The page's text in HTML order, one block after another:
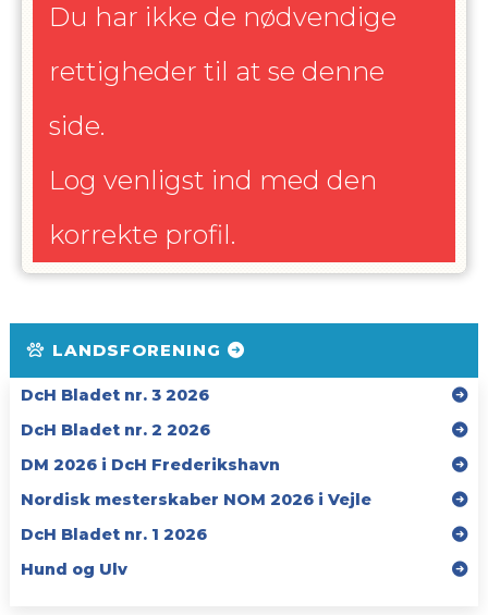
Du har ikke de nødvendige
rettigheder til at se denne
side.
Log venligst ind med den
korrekte profil.
LANDSFORENING
DcH Bladet nr. 3 2026
DcH Bladet nr. 2 2026
DM 2026 i DcH Frederikshavn
Nordisk mesterskaber NOM 2026 i Vejle
DcH Bladet nr. 1 2026
Hund og Ulv